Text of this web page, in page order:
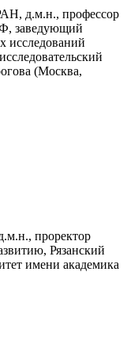
д.м.н., профессор
заведующий
исследований
(Москва,
проректор
Рязанский
имени академика